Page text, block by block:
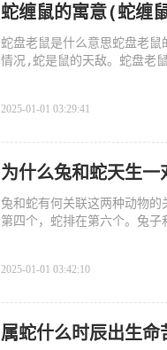
蛇缠鼠的寓意(蛇缠
蛇盘老鼠是什么意思蛇盘老
情况,蛇是鼠的天敌。蛇盘老
2025-01-01 03:29:41
为什么兔和蛇天生
兔和蛇有何关联这两种动物
第四个，蛇排在第六个。兔
2025-01-01 03:42:10
属蛇什么时辰出生